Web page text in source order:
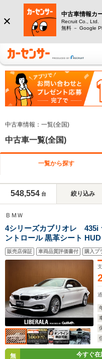
中古車情報カ
Recruit Co., Ltd.
無料 － Google
中古車情報：一覧(全国)
中古車一覧(全国)
一覧から探す
548,554 台 絞り込み
ＢＭＷ
4シリーズカブリオレ 435i
ントロール 黒革シート
接続 PDC 電動シート シー
セス キセノンヘッドライト
販売店保証 車両品質評価書付 購入プ
無
今すぐ在